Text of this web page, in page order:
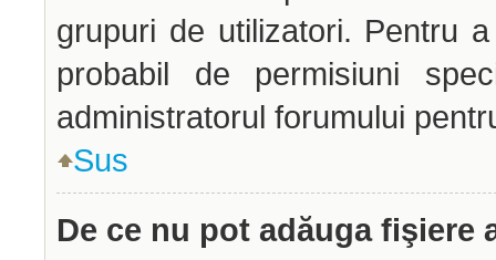
grupuri de utilizatori. Pentru
probabil de permisiuni
administratorul forumului
Sus
De ce nu pot adăuga fişiere